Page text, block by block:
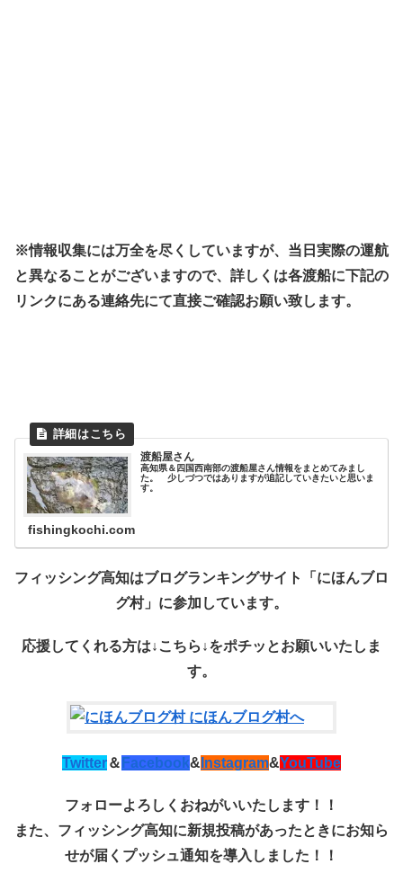
※情報収集には万全を尽くしていますが、当日実際の運航
と異なることがございますので、詳しくは各渡船に下記の
リンクにある連絡先にて直接ご確認お願い致します。
渡船屋さん
高知県＆四国西南部の渡船屋さん情報をまとめてみまし
た。 少しづつではありますが追記していきたいと思いま
す。
fishingkochi.com
フィッシング高知はブログランキングサイト「にほんブロ
グ村」に参加しています。
応援してくれる方は↓こちら↓をポチッ とお願いいたしま
す。
Twitter＆ Facebook& Instagram&YouTube
フォローよろしくおねがいいたします！！
また、フィッシング高知に新規投稿があったときにお知ら
せが届くプッシュ通知を導入しました！！